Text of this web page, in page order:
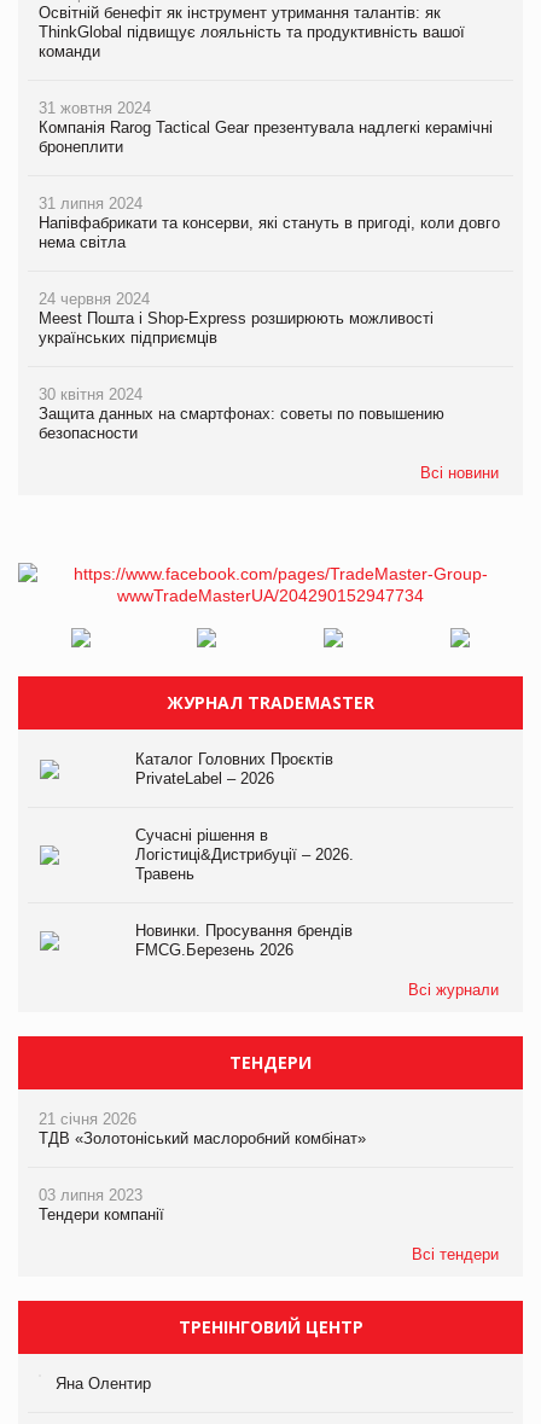
Освітній бенефіт як інструмент утримання талантів: як
ThinkGlobal підвищує лояльність та продуктивність вашої
команди
31 жовтня 2024
Компанія Rarog Tactical Gear презентувала надлегкі керамічні
бронеплити
31 липня 2024
Напівфабрикати та консерви, які стануть в пригоді, коли довго
нема світла
24 червня 2024
Meest Пошта і Shop-Express розширюють можливості
українських підприємців
30 квітня 2024
Защита данных на смартфонах: советы по повышению
безопасности
Всі новини
ЖУРНАЛ TRADEMASTER
Каталог Головних Проєктів
PrivateLabel – 2026
Сучасні рішення в
Логістиці&Дистрибуції – 2026.
Травень
Новинки. Просування брендів
FMCG.Березень 2026
Всі журнали
ТЕНДЕРИ
21 січня 2026
ТДВ «Золотоніський маслоробний комбінат»
03 липня 2023
Тендери компанії
Всі тендери
ТРЕНІНГОВИЙ ЦЕНТР
Яна Олентир